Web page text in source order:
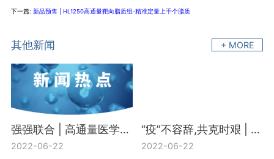
下一篇: 新品预售 | HL1250高通量靶向脂质组-精准定量上千个脂质
其他新闻 + MORE
强强联合 | 高通量医学靶向代谢组H650+宏基因组合促销活动开启
2022-06-22
“疫”不容辞,共克时艰 | 中科新生命“新冠多组学研究支持计划”盛大启动
2022-06-22